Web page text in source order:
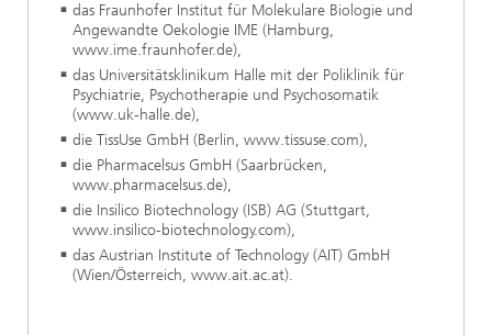
das Fraunhofer Institut für Molekulare Biologie und
Angewandte Oekologie IME (Hamburg,
www.ime.fraunhofer.de),
das Universitätsklinikum Halle mit der Poliklinik für
Psychiatrie, Psychotherapie und Psychosomatik
(www.uk-halle.de),
die TissUse GmbH (Berlin, www.tissuse.com),
die Pharmacelsus GmbH (Saarbrücken,
www.pharmacelsus.de),
die Insilico Biotechnology (ISB) AG (Stuttgart,
www.insilico-biotechnology.com),
das Austrian Institute of Technology (AIT) GmbH
(Wien/Österreich, www.ait.ac.at).